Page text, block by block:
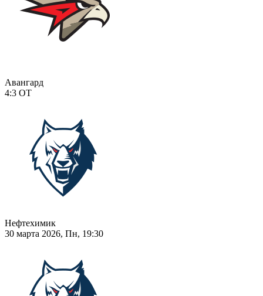
Авангард
4:3 ОТ
Нефтехимик
30 марта 2026, Пн, 19:30